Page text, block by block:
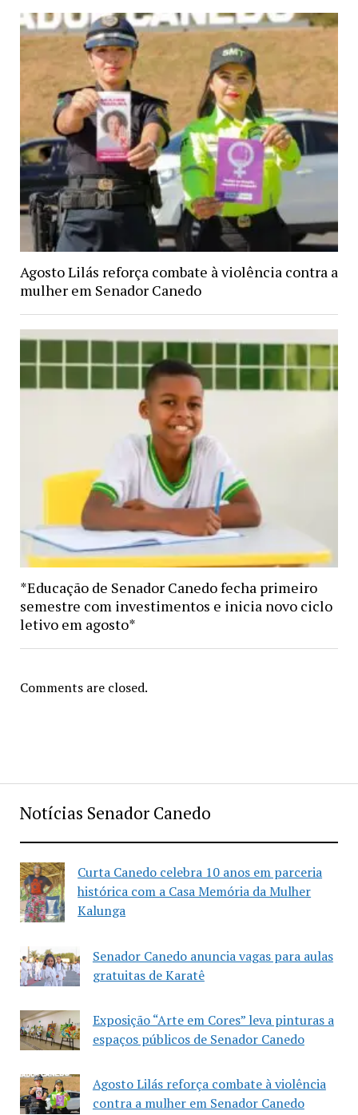
Notícias Senador Canedo
Curta Canedo celebra 10 anos em parceria
histórica com a Casa Memória da Mulher
Kalunga
Senador Canedo anuncia vagas para aulas
gratuitas de Karatê
Exposição “Arte em Cores” leva pinturas a
espaços públicos de Senador Canedo
Agosto Lilás reforça combate à violência
contra a mulher em Senador Canedo
Agosto Lilás reforça combate à violência contra a
mulher em Senador Canedo
*Educação de Senador Canedo fecha primeiro
semestre com investimentos e inicia novo ciclo
letivo em agosto*
Comments are closed.